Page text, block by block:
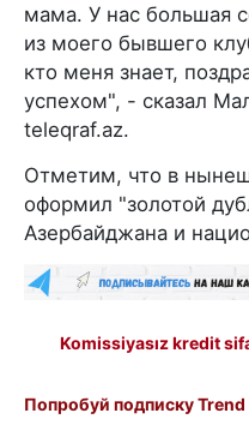
мама. У нас большая
из моего бывшего
кто меня знает,
успехом", - сказал
teleqraf.az.
Отметим, что в
оформил "золотой
Азербайджана и
Komissiyasız kredit
Попробуй подписку Trend